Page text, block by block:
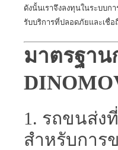
ดังนั้นเราจึงลงทุนในระบบก
รับบริการที่ปลอดภัยและเชื่อ
มาตรฐาน
1. รถขนส่ง
สำหรับการ